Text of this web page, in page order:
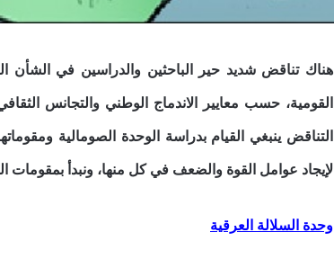
هناك تناقض شديد حير الباحثين والدراسين في الشأن
القومية، حسب معايير الاندماج الوطني والتجانس
التناقض ينبغي القيام بدراسة الوحدة الصومالية
لإيجاد عوامل القوة والضعف في كل منها، ونبدأ بمقومات
وحدة السلالة العرقية